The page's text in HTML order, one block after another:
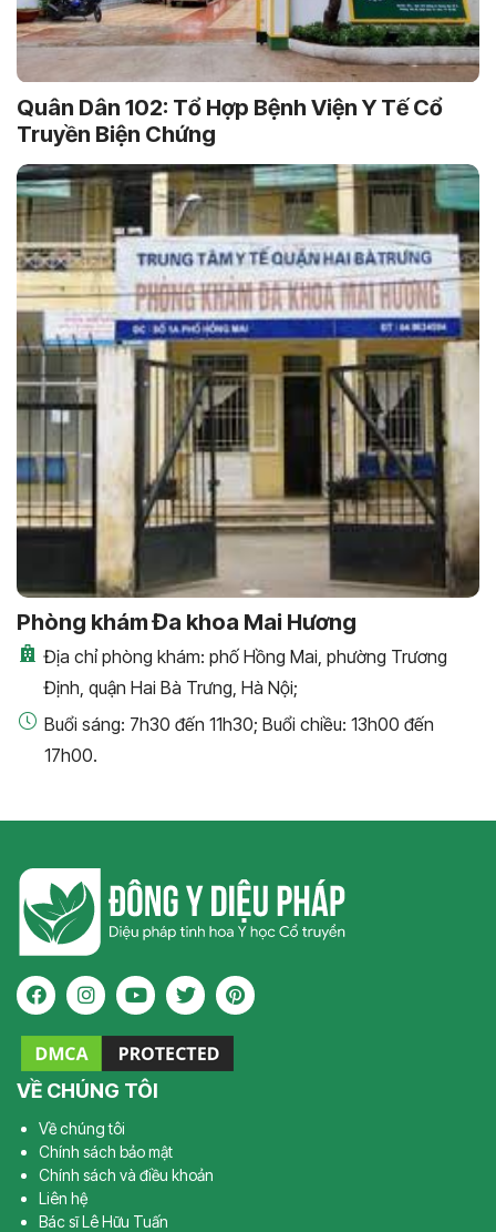
Quân Dân 102: Tổ Hợp Bệnh Viện Y Tế Cổ
Truyền Biện Chứng
Phòng khám Đa khoa Mai Hương
Địa chỉ phòng khám: phố Hồng Mai, phường Trương
Định, quận Hai Bà Trưng, Hà Nội;
Buổi sáng: 7h30 đến 11h30; Buổi chiều: 13h00 đến
17h00.
VỀ CHÚNG TÔI
Về chúng tôi
Chính sách bảo mật
Chính sách và điều khoản
Liên hệ
Bác sĩ Lê Hữu Tuấn